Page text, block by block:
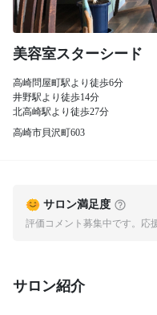
美容室スターシード
高崎問屋町駅より徒歩6分
井野駅より徒歩14分
北高崎駅より徒歩27分
高崎市貝沢町603
サロン満足度
評価コメント募集中です。応
サロン紹介